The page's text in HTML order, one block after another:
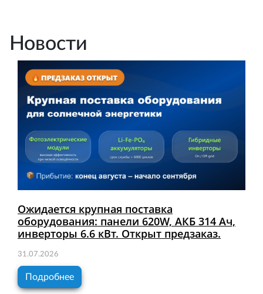
Новости
Ожидается крупная поставка
оборудования: панели 620W, АКБ 314 Ач,
инверторы 6.6 кВт. Открыт предзаказ.
31.07.2026
Подробнее